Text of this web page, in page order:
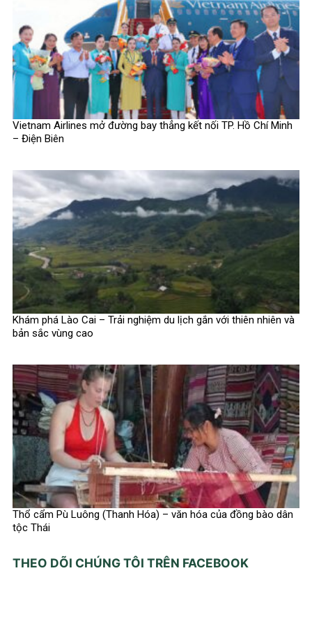
Vietnam Airlines mở đường bay thẳng kết nối TP. Hồ Chí Minh
– Điện Biên
Khám phá Lào Cai – Trải nghiệm du lịch gắn với thiên nhiên và
bản sắc vùng cao
Thổ cẩm Pù Luông (Thanh Hóa) – văn hóa của đồng bào dân
tộc Thái
THEO DÕI CHÚNG TÔI TRÊN FACEBOOK